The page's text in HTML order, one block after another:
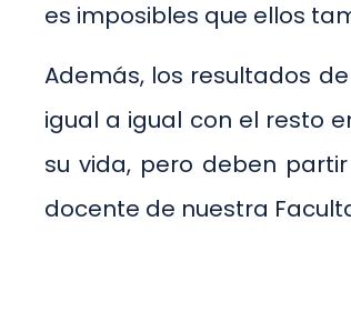
es imposibles que ellos
Además, los resultados
igual a igual con el resto
su vida, pero deben
docente de nuestra